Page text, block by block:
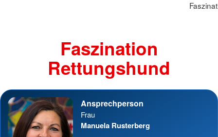
Faszination
Rettungshund
Ansprechperson
Frau
Manuela Rusterberg